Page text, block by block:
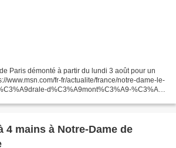
Paris démonté à partir du lundi 3 août pour un
www.msn.com/fr-fr/actualite/france/notre-dame-le-
d%C3%A9mont%C3%A9-%C3%A0-
4 mains à Notre-Dame de